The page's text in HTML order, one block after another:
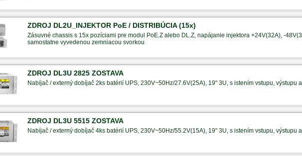
ZDROJ DL2U_INJEKTOR PoE / DISTRIBÚCIA (15x)
Zásuvné chassis s 15x pozíciami pre modul PoE.Z alebo DL.Z, napájanie injektora +24V(32A), -
samostatne vyvedenou zemniacou svorkou
ZDROJ DL3U 2825 ZOSTAVA
Nabíjač / externý dobíjač 2ks batérií UPS, 230V~50Hz/27.6V(25A), 19" 3U, s istením vstupu, výstupu
ZDROJ DL3U 5515 ZOSTAVA
Nabíjač / externý dobíjač 4ks batérií UPS, 230V~50Hz/55.2V(15A), 19" 3U, s istením vstupu, výstupu